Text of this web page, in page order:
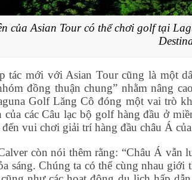
của Asian Tour có thể chơi golf tại
tác mới với Asian Tour cũng là một
đồng thuận chung” nhằm nâng
Golf Lăng Cô đóng một vai trò
của các Câu lạc bộ golf hàng đầu ở
vui chơi giải trí hàng đầu châu Á
còn nói thêm rằng: “Châu Á vẫn
sáng. Chúng ta có thể cùng nhau